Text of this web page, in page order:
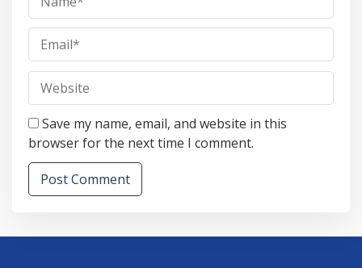
Save my name, email, and website in this
browser for the next time I comment.